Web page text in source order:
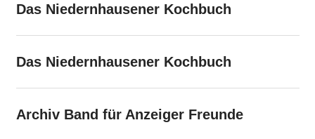
Das Niedernhausener Kochbuch
Das Niedernhausener Kochbuch
Archiv Band für Anzeiger Freunde